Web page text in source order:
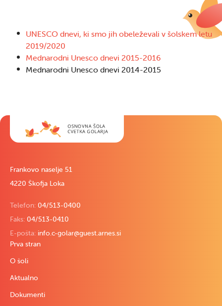
UNESCO dnevi, ki smo jih obeleževali v šolskem letu
2019/2020
Mednarodni Unesco dnevi 2015-2016
Mednarodni Unesco dnevi 2014-2015
Frankovo naselje 51
4220 Škofja Loka
Telefon: 04/513-0400
Faks: 04/513-0410
E-pošta: info.c-golar@guest.arnes.si
Prva stran
O šoli
Aktualno
Dokumenti